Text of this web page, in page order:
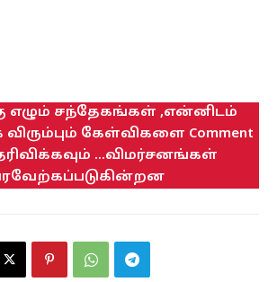
எழும் சந்தேகங்கள் ,என்னிடம்
கேள்விகளை Comment
...விமர்சனங்கள்